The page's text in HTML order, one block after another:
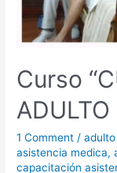
Curso
ADULTO
1 Comment /
asistencia medica,
capacitación